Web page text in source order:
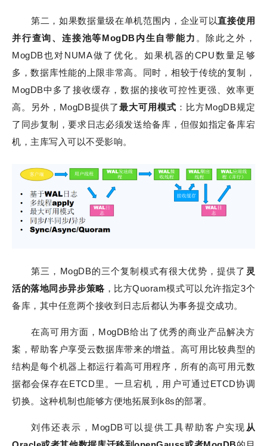
第二，如果数据量级在单机范围内，企业可以直接使用
并行查询、连接池等MogDB内生自带能力 。除此之外，
MogDB也对NUMA做了优化。如果机器的CPU数量足够
多，数据库性能的上限非常高。同时，相较于传统的复制，
MogDB中多了接收缓存，数据的接收可控性更强、效率更
高。另外，MogDB提供了最大可用模式 ：比方MogDB规定
了同步复制，要求日志必须发送给备库，但假如指定备库宕
机，主库写入可以不受影响。
第三，MogDB的三个复制模式有很大优势，提供了 灵
活的落地同步异步策略 ，比方Quoram模式可以允许指定3个
备库，其中任意两个接收到日志后都认为事务提交成功。
在高可用方面，MogDB给出了优秀的商业产品解决方
案，帮助客户享受云数据库带来的增益。高可用比较典型的
结构是每个机器上都运行着高可用程序，所有的高可用元数
据都会保存在ETCD里。一旦宕机，用户可通过ETCD协调
切换。这种机制也能够方便地拓展到k8s的部署。
刘伟还表示，MogDB可以提供工具帮助客户实现 从